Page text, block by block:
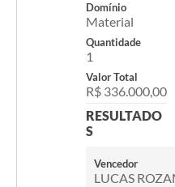
Domínio
Material
Quantidade
1
Valor Total
R$ 336.000,00
RESULTADO
S
Vencedor
LUCAS